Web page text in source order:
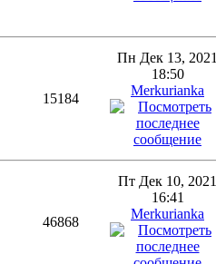
15184
Пн Дек 13, 2021
18:50
Merkurianka
46868
Пт Дек 10, 2021
16:41
Merkurianka